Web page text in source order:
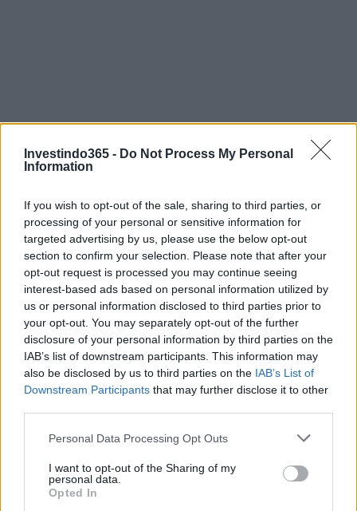
Investindo365 - Do Not Process My Personal
Information
If you wish to opt-out of the sale, sharing to third parties, or
processing of your personal or sensitive information for
targeted advertising by us, please use the below opt-out
section to confirm your selection. Please note that after your
opt-out request is processed you may continue seeing
interest-based ads based on personal information utilized by
us or personal information disclosed to third parties prior to
your opt-out. You may separately opt-out of the further
disclosure of your personal information by third parties on the
IAB’s list of downstream participants. This information may
also be disclosed by us to third parties on the IAB’s List of
Downstream Participants that may further disclose it to other
Please note that this website/app uses one or more Google
not limited to your visit or usage behaviour. You may click to
grant or deny consent to Google and its third-party tags to
use your data for below specified purposes in below Google
Personal Data Processing Opt Outs
I want to opt-out of the Sharing of my
personal data.
Opted In
Continue lendo
INVESTIMENTOS